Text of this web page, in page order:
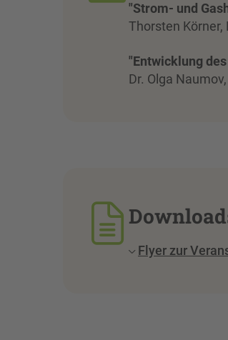
"Strom- und
Thorsten
"Entwicklung
Dr. Olga
Flyer zur